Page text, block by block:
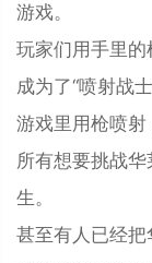
游戏。
玩家们用手里
成为了“喷射战
游戏里用枪喷射
所有想要挑战
生。
甚至有人已经把